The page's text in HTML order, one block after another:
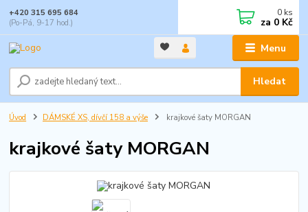
Menu
Hledat
+420 315 695 684
(Po-Pá, 9-17 hod.)
0 ks
za 0 Kč
Úvod DÁMSKÉ XS, dívčí 158 a výše krajkové šaty MORGAN
krajkové šaty MORGAN